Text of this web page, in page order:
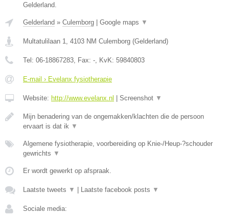
Gelderland.
Gelderland » Culemborg | Google maps ▼
Multatulilaan 1 4103 NM Culemborg (Gelderland)
Tel: 06-18867283 , Fax: - , KvK: 59840803
E-mail › Evelanx fysiotherapie
Website: http://www.evelanx.nl | Screenshot ▼
Mijn benadering van de ongemakken/klachten die de persoon
ervaart is dat ik ▼
Algemene fysiotherapie, voorbereiding op Knie-/Heup-?schouder
gewrichts ▼
Er wordt gewerkt op afspraak.
Laatste tweets ▼ | Laatste facebook posts ▼
Sociale media: